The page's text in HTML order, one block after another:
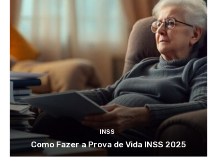
INSS
Como Fazer a Prova de Vida INSS 2025